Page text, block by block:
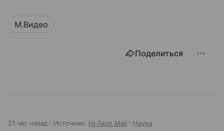
М.Видео
Поделиться
21 час назад Источник: Hi-Tech Mail Наука